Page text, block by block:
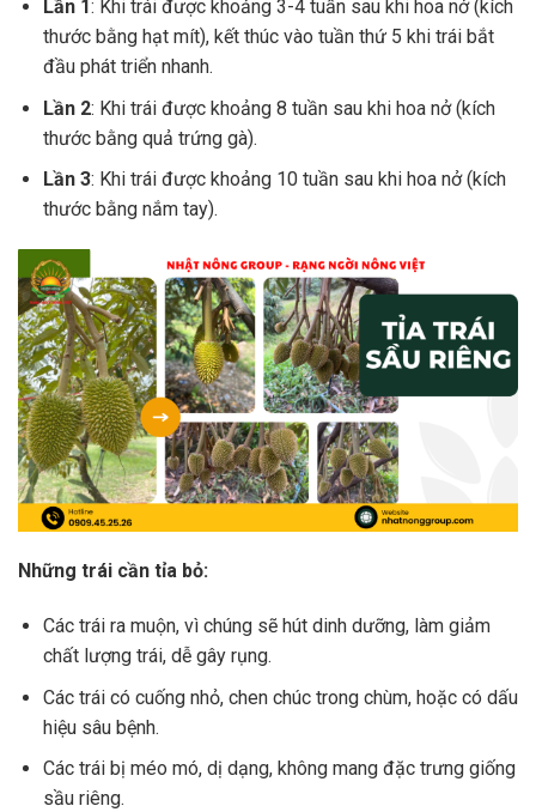
Lần 1 : Khi trái được khoảng 3-4 tuần sau khi hoa nở (kích
thước bằng hạt mít), kết thúc vào tuần thứ 5 khi trái bắt
đầu phát triển nhanh.
Lần 2: Khi trái được khoảng 8 tuần sau khi hoa nở (kích
thước bằng quả trứng gà).
Lần 3: Khi trái được khoảng 10 tuần sau khi hoa nở (kích
thước bằng nắm tay).
Những trái cần tỉa bỏ:
Các trái ra muộn, vì chúng sẽ hút dinh dưỡng, làm giảm
chất lượng trái, dễ gây rụng.
Các trái có cuống nhỏ, chen chúc trong chùm, hoặc có dấu
hiệu sâu bệnh.
Các trái bị méo mó, dị dạng, không mang đặc trưng giống
sầu riêng.